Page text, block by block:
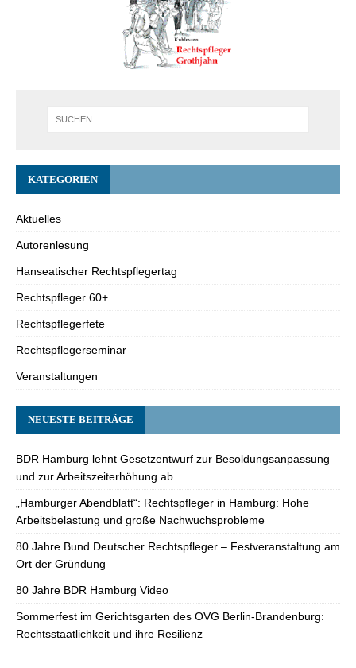
KATEGORIEN
Aktuelles
Autorenlesung
Hanseatischer Rechtspflegertag
Rechtspfleger 60+
Rechtspflegerfete
Rechtspflegerseminar
Veranstaltungen
NEUESTE BEITRÄGE
BDR Hamburg lehnt Gesetzentwurf zur Besoldungsanpassung
und zur Arbeitszeiterhöhung ab
„Hamburger Abendblatt“: Rechtspfleger in Hamburg: Hohe
Arbeitsbelastung und große Nachwuchsprobleme
80 Jahre Bund Deutscher Rechtspfleger – Festveranstaltung am
Ort der Gründung
80 Jahre BDR Hamburg Video
Sommerfest im Gerichtsgarten des OVG Berlin-Brandenburg:
Rechtsstaatlichkeit und ihre Resilienz